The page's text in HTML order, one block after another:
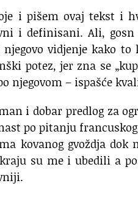
i pišem ovaj tekst i
i definisani. Ali,
vidjenje kako to
potez, jer zna se
njegovom – ispašće
i dobar predlog za
po pitanju
kovanog gvoždja dok
su me i ubedili a